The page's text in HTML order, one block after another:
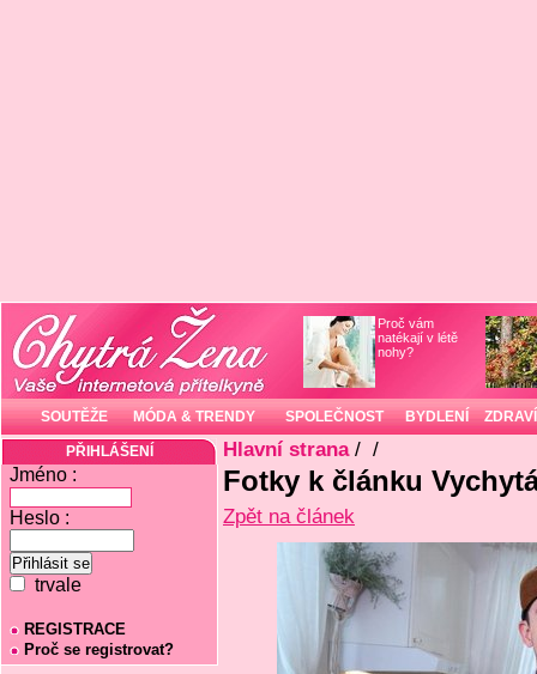
Proč vám
natékají v létě
nohy?
SOUTĚŽE MÓDA & TRENDY SPOLEČNOST BYDLENÍ ZDRAVÍ
PŘIHLÁŠENÍ
Jméno :
Heslo :
trvale
REGISTRACE
Proč se registrovat?
Hlavní strana/ /
Fotky k článku
Zpět na článek